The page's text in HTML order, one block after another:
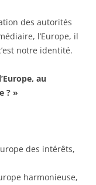
des autorités
l’Europe, il
notre identité.
au
? »
des intérêts,
harmonieuse,